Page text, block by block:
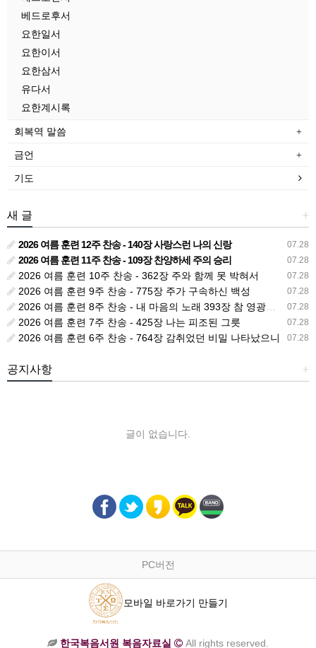
베드로후서
요한일서
요한이서
요한삼서
유다서
요한계시록
회복역 말씀
금언
기도
+
새 글
07.28
2026 여름 훈련 12주 찬송 - 140장 사랑스런 나의 신랑
07.28
2026 여름 훈련 11주 찬송 - 109장 찬양하세 주의 승리
07.28
2026 여름 훈련 10주 찬송 - 362장 주와 함께 못 박혀서
07.28
2026 여름 훈련 9주 찬송 - 775장 주가 구속하신 백성
07.28
2026 여름 훈련 8주 찬송 - 내 마음의 노래 393장 참 영광스런 우리 왕
07.28
2026 여름 훈련 7주 찬송 - 425장 나는 피조된 그릇
07.28
2026 여름 훈련 6주 찬송 - 764장 감취었던 비밀 나타났으니
+
공지사항
글이 없습니다.
PC버전
모바일 바로가기 만들기
한국복음서원 복음자료실 All rights reserved.